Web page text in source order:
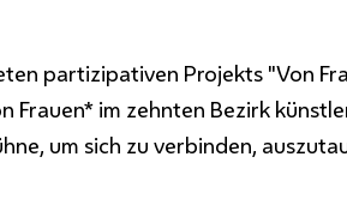
partizipativen Projekts "Von
Frauen* im zehnten Bezirk
um sich zu verbinden,